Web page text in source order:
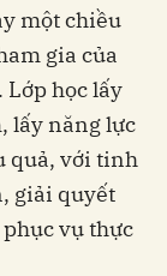
một chiều
gia của
học lấy
lấy năng lực
quả, với tinh
giải quyết
vụ thực